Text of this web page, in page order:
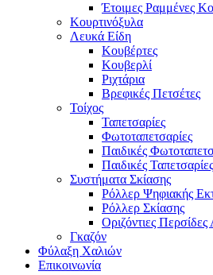
Έτοιμες Ραμμένες
Κουρτινόξυλα
Λευκά Είδη
Κουβέρτες
Κουβερλί
Ριχτάρια
Βρεφικές Πετσέτες
Τοίχος
Ταπετσαρίες
Φωτοταπετσαρίες
Παιδικές
Παιδικές Ταπετσαρίες
Συστήματα Σκίασης
Ρόλλερ Ψηφιακής
Ρόλλερ Σκίασης
Οριζόντιες Περσίδες
Γκαζόν
Φύλαξη Χαλιών
Επικοινωνία